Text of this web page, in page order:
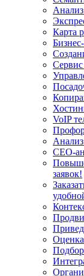
Карта
Сервис
VoIP
СЕО-
заявок!
Подбор